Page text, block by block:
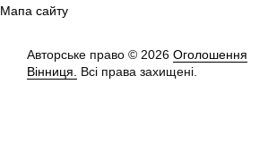
Мапа сайту
Авторське право © 2026 Оголошення
Вінниця.
Всі права захищені.